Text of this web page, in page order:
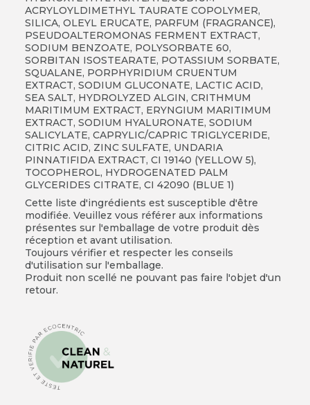
ACRYLOYLDIMETHYL TAURATE COPOLYMER,
SILICA, OLEYL ERUCATE, PARFUM (FRAGRANCE),
PSEUDOALTEROMONAS FERMENT EXTRACT,
SODIUM BENZOATE, POLYSORBATE 60,
SORBITAN ISOSTEARATE, POTASSIUM SORBATE,
SQUALANE, PORPHYRIDIUM CRUENTUM
EXTRACT, SODIUM GLUCONATE, LACTIC ACID,
SEA SALT, HYDROLYZED ALGIN, CRITHMUM
MARITIMUM EXTRACT, ERYNGIUM MARITIMUM
EXTRACT, SODIUM HYALURONATE, SODIUM
SALICYLATE, CAPRYLIC/CAPRIC TRIGLYCERIDE,
CITRIC ACID, ZINC SULFATE, UNDARIA
PINNATIFIDA EXTRACT, CI 19140 (YELLOW 5),
TOCOPHEROL, HYDROGENATED PALM
GLYCERIDES CITRATE, CI 42090 (BLUE 1)
Cette liste d'ingrédients est susceptible d'être
modifiée. Veuillez vous référer aux informations
présentes sur l'emballage de votre produit dès
réception et avant utilisation.
Toujours vérifier et respecter les conseils
d'utilisation sur l'emballage.
Produit non scellé ne pouvant pas faire l'objet d'un
retour.